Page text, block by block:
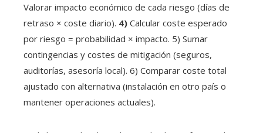
Valorar impacto económico de cada riesgo (días de
retraso × coste diario). 4) Calcular coste esperado
por riesgo = probabilidad × impacto. 5) Sumar
contingencias y costes de mitigación (seguros,
auditorías, asesoría local). 6) Comparar coste total
ajustado con alternativa (instalación en otro país o
mantener operaciones actuales).